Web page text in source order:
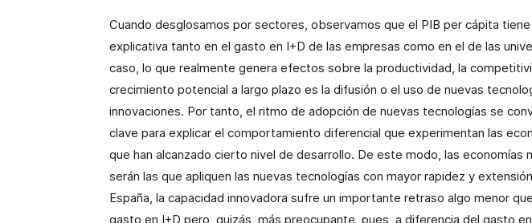
Cuando desglosamos por sectores, observamos que el PIB per cápita
explicativa tanto en el gasto en I+D de las empresas como en el de las
caso, lo que realmente genera efectos sobre la productividad, la
crecimiento potencial a largo plazo es la difusión o el uso de nuevas
innovaciones. Por tanto, el ritmo de adopción de nuevas tecnologías se
clave para explicar el comportamiento diferencial que experimentan las
que han alcanzado cierto nivel de desarrollo. De este modo, las economías
serán las que apliquen las nuevas tecnologías con mayor rapidez y
España, la capacidad innovadora sufre un importante retraso algo menor
gasto en I+D pero, quizás, más preocupante, pues, a diferencia del gasto